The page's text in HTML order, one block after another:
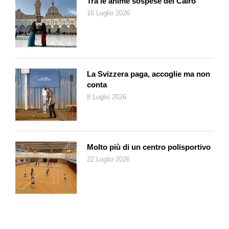
gallina allevata sul balcone del cortile. Nel nostro condominio
tutti allevavano animali commestibili: polli e conigli in primis. Il
padrone di casa teneva un maiale nel sottoscala.
Ancora: se da una parte si deprecano le feste, dall’altra in Italia
arrivando talvolta a dichiarare perso l’anno scolastico. Allora
noi, studenti negli anni di guerra, quanti anni avremmo dovuto
cancellare dal nostro curriculum scolastico? Non ricordo che
qualcuno abbia azzardato quell’ipotesi. Si andava in classe
due o tre giorni alla settimana, per poche ore ogni volta,
provocati dal passaggio di aerei che, partiti dal golfo ligure,
andavano a bombardare Torino. Cessato l’allarme si ritornava
in classe, salvo un’ora dopo, ritornare nel rifugio quando
suonava una seconda volta per il passaggio degli aerei sulla
via del ritorno. Per anni, dopo la fine della guerra, siamo andati
16 Luglio 2026
La Svizzera paga, accoglie ma non
conta
8 Luglio 2026
Molto più di un centro polisportivo
22 Luglio 2026